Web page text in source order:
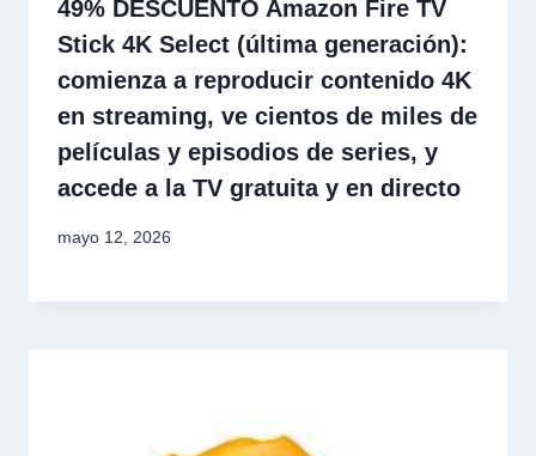
49% DESCUENTO Amazon Fire TV
Stick 4K Select (última generación):
comienza a reproducir contenido 4K
en streaming, ve cientos de miles de
películas y episodios de series, y
accede a la TV gratuita y en directo
mayo 12, 2026